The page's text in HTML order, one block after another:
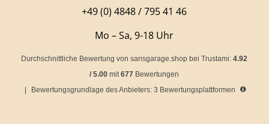
+49 (0) 4848 / 795 41 46
Mo – Sa, 9-18 Uhr
Durchschnittliche Bewertung von sarisgarage.shop bei Trustami:4.92
/5.00 mit677 Bewertungen
Bewertungsgrundlage des Anbieters: 3 Bewertungsplattformen